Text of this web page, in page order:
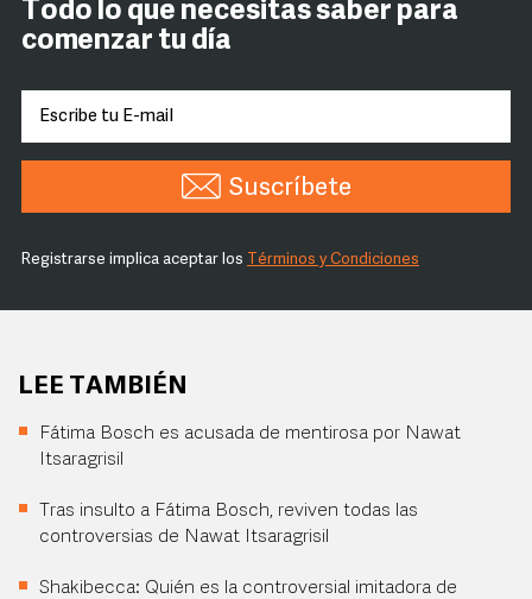
Todo lo que necesitas saber para
comenzar tu día
Suscríbete
Registrarse implica aceptar los Términos y Condiciones
LEE TAMBIÉN
Fátima Bosch es acusada de mentirosa por Nawat
Itsaragrisil
Tras insulto a Fátima Bosch, reviven todas las
controversias de Nawat Itsaragrisil
Shakibecca: Quién es la controversial imitadora de